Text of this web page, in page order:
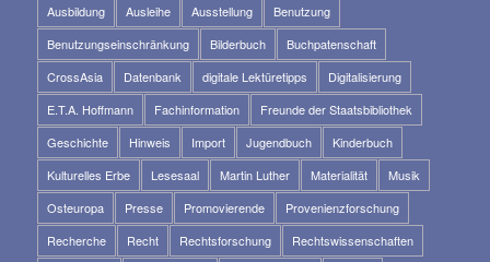
Ausbildung Ausleihe Ausstellung
Benutzung
Benutzungseinschränkung
Bilderbuch
Buchpatenschaft
CrossAsia
Datenbank digitale Lektüretipps
Digitalisierung
E.T.A. Hoffmann
Fachinformation
Freunde der Staatsbibliothek
Geschichte
Hinweis Import Jugendbuch
Kinderbuch
Kulturelles Erbe
Lesesaal Martin Luther Materialität
Musik
Osteuropa
Presse Promovierende
Provenienzforschung
Recherche
Recht Rechtsforschung
Rechtswissenschaften